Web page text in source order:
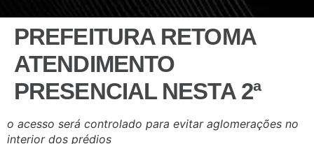
PREFEITURA RETOMA
ATENDIMENTO
PRESENCIAL NESTA 2ª
o acesso será controlado para evitar aglomerações no
interior dos prédios